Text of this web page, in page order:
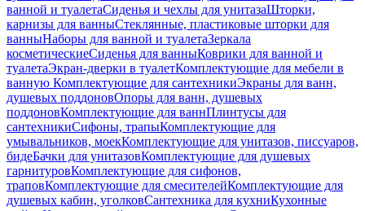
ванной и туалетаСиденья и чехлы для унитазаШторки,
карнизы для ванныСтеклянные, пластиковые шторки для
ванныНаборы для ванной и туалетаЗеркала
косметическиеСиденья для ванныКоврики для ванной и
туалетаЭкран-дверки в туалетКомплектующие для мебели в
ванную Комплектующие для сантехникиЭкраны для ванн,
душевых поддоновОпоры для ванн, душевых
поддоновКомплектующие для ваннПлинтусы для
сантехникиСифоны, трапыКомплектующие для
умывальников, моекКомплектующие для унитазов, писсуаров,
бидеБачки для унитазовКомплектующие для душевых
гарнитуровКомплектующие для сифонов,
траповКомплектующие для смесителейКомплектующие для
душевых кабин, уголковСантехника для кухниКухонные